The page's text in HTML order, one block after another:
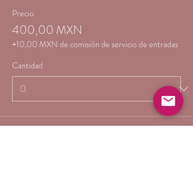
Precio
400,00 MXN
+10,00 MXN de comisión de servicio de entradas
Cantidad